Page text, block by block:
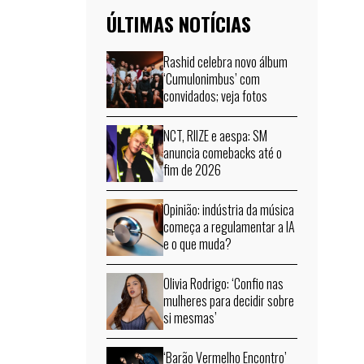
ÚLTIMAS NOTÍCIAS
Rashid celebra novo álbum
‘Cumulonimbus’ com
convidados; veja fotos
NCT, RIIZE e aespa: SM
anuncia comebacks até o
fim de 2026
Opinião: indústria da música
começa a regulamentar a IA
e o que muda?
Olivia Rodrigo: ‘Confio nas
mulheres para decidir sobre
si mesmas’
‘Barão Vermelho Encontro’